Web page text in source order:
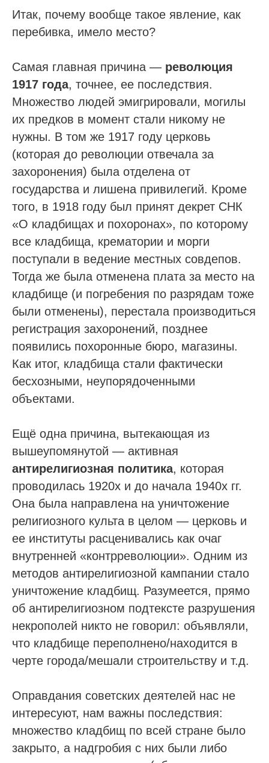
Итак, почему вообще такое явление, как
перебивка, имело место?
Самая главная причина — революция
1917 года, точнее, ее последствия.
Множество людей эмигрировали, могилы
их предков в момент стали никому не
нужны. В том же 1917 году церковь
(которая до революции отвечала за
захоронения) была отделена от
государства и лишена привилегий. Кроме
того, в 1918 году был принят декрет СНК
«О кладбищах и похоронах», по которому
все кладбища, крематории и морги
поступали в ведение местных совдепов.
Тогда же была отменена плата за место на
кладбище (и погребения по разрядам тоже
были отменены), перестала производиться
регистрация захоронений, позднее
появились похоронные бюро, магазины.
Как итог, кладбища стали фактически
бесхозными, неупорядоченными
объектами.
Ещё одна причина, вытекающая из
вышеупомянутой — активная
антирелигиозная политика, которая
проводилась 1920х и до начала 1940х гг.
Она была направлена на уничтожение
религиозного культа в целом — церковь и
ее институты расценивались как очаг
внутренней «контрреволюции». Одним из
методов антирелигиозной кампании стало
уничтожение кладбищ. Разумеется, прямо
об антирелигиозном подтексте разрушения
некрополей никто не говорил: объявляли,
что кладбище переполнено/находится в
черте города/мешали строительству и т.д.
Оправдания советских деятелей нас не
интересуют, нам важны последствия:
множество кладбищ по всей стране было
закрыто, а надгробия с них были либо